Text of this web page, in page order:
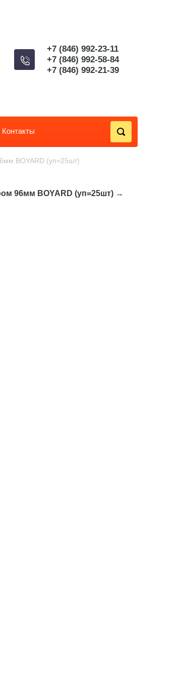
+7 (846) 992-23-11
+7 (846) 992-58-84
+7 (846) 992-21-39
Контакты
BOYARD (уп=25шт)
96мм BOYARD (уп=25шт) →